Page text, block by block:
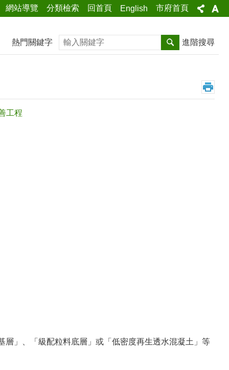
網站導覽 分類檢索 回首頁 English 市府首頁
熱門關鍵字 搜尋 進階搜尋
工程
」、「級配粒料底層」或「低密度再生透水混凝土」等